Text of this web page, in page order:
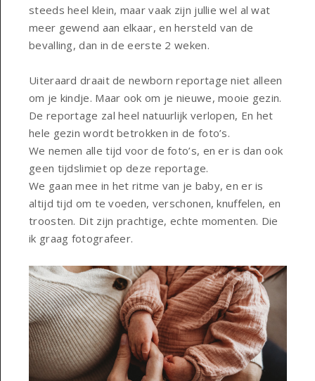
steeds heel klein, maar vaak zijn jullie wel al wat
meer gewend aan elkaar, en hersteld van de
bevalling, dan in de eerste 2 weken.
Uiteraard draait de newborn reportage niet alleen
om je kindje. Maar ook om je nieuwe, mooie gezin.
De reportage zal heel natuurlijk verlopen, En het
hele gezin wordt betrokken in de foto’s.
We nemen alle tijd voor de foto’s, en er is dan ook
geen tijdslimiet op deze reportage.
We gaan mee in het ritme van je baby, en er is
altijd tijd om te voeden, verschonen, knuffelen, en
troosten. Dit zijn prachtige, echte momenten. Die
ik graag fotografeer.